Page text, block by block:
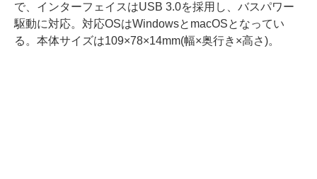
で、インターフェイスはUSB 3.0を採用し、バスパワー
駆動に対応。対応OSはWindowsとmacOSとなってい
る。本体サイズは109×78×14mm(幅×奥行き×高さ)。